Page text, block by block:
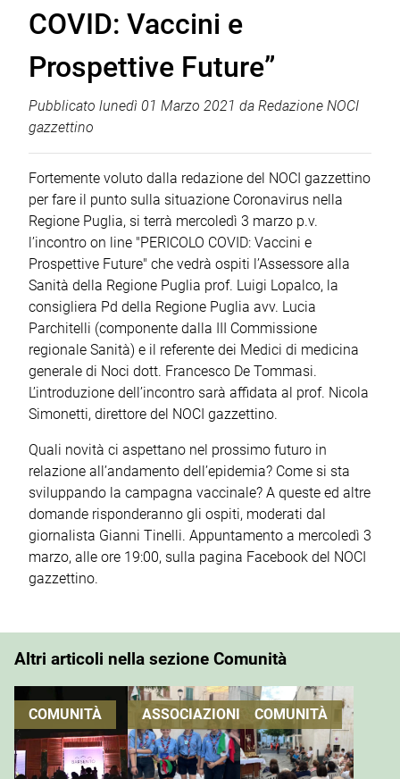
COVID: Vaccini e
Prospettive Future”
Pubblicato lunedì 01 Marzo 2021 da Redazione NOCI
gazzettino
Fortemente voluto dalla redazione del NOCI gazzettino
per fare il punto sulla situazione Coronavirus nella
Regione Puglia, si terrà mercoledì 3 marzo p.v.
l’incontro on line "PERICOLO COVID: Vaccini e
Prospettive Future" che vedrà ospiti l’Assessore alla
Sanità della Regione Puglia prof. Luigi Lopalco, la
consigliera Pd della Regione Puglia avv. Lucia
Parchitelli (componente dalla III Commissione
regionale Sanità) e il referente dei Medici di medicina
generale di Noci dott. Francesco De Tommasi.
L’introduzione dell’incontro sarà affidata al prof. Nicola
Simonetti, direttore del NOCI gazzettino.
Quali novità ci aspettano nel prossimo futuro in
relazione all’andamento dell’epidemia? Come si sta
sviluppando la campagna vaccinale? A queste ed altre
domande risponderanno gli ospiti, moderati dal
giornalista Gianni Tinelli. Appuntamento a mercoledì 3
marzo, alle ore 19:00, sulla pagina Facebook del NOCI
gazzettino.
Altri articoli nella sezione Comunità
COMUNITÀ ASSOCIAZIONI COMUNITÀ